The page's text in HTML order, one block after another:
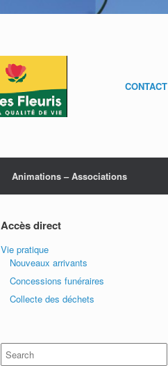
CONTACT
Animations – Associations
Accès direct
Vie pratique
Nouveaux arrivants
Concessions funéraires
Collecte des déchets
Search
for: